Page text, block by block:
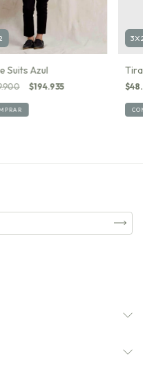
Suits Azul
$194.935